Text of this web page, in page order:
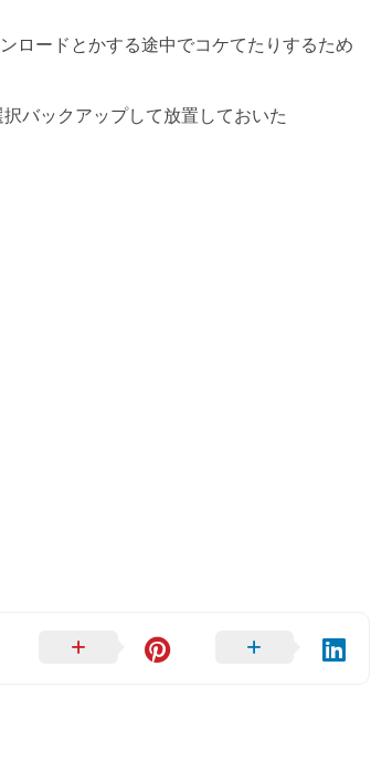
ロードとかする途中でコケてたりするため
バックアップして放置しておいた